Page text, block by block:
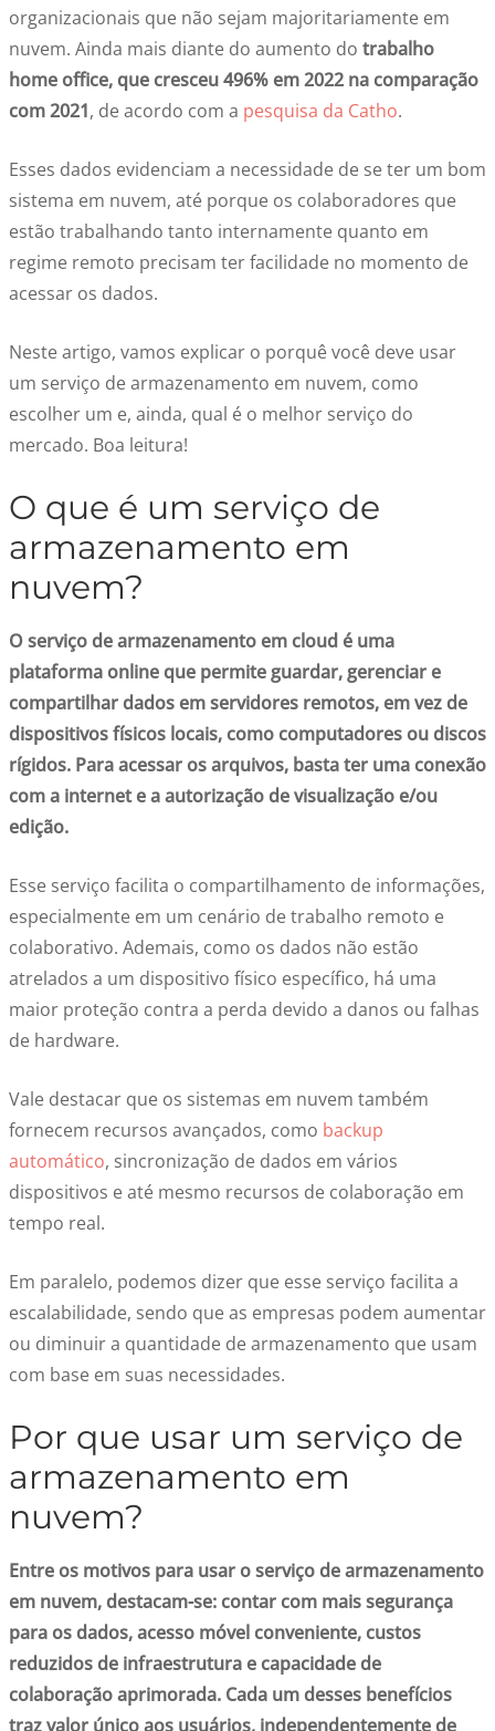
organizacionais que não sejam majoritariamente em
nuvem. Ainda mais diante do aumento do trabalho
home office, que cresceu 496% em 2022 na comparação
com 2021, de acordo com a pesquisa da Catho.
Esses dados evidenciam a necessidade de se ter um bom
sistema em nuvem, até porque os colaboradores que
estão trabalhando tanto internamente quanto em
regime remoto precisam ter facilidade no momento de
acessar os dados.
Neste artigo, vamos explicar o porquê você deve usar
um serviço de armazenamento em nuvem, como
escolher um e, ainda, qual é o melhor serviço do
mercado. Boa leitura!
O que é um serviço de
armazenamento em
nuvem?
O serviço de armazenamento em cloud é uma
plataforma online que permite guardar, gerenciar e
compartilhar dados em servidores remotos, em vez de
dispositivos físicos locais, como computadores ou discos
rígidos. Para acessar os arquivos, basta ter uma conexão
com a internet e a autorização de visualização e/ou
edição.
Esse serviço facilita o compartilhamento de informações,
especialmente em um cenário de trabalho remoto e
colaborativo. Ademais, como os dados não estão
atrelados a um dispositivo físico específico, há uma
maior proteção contra a perda devido a danos ou falhas
de hardware.
Vale destacar que os sistemas em nuvem também
fornecem recursos avançados, como backup
automático, sincronização de dados em vários
dispositivos e até mesmo recursos de colaboração em
tempo real.
Em paralelo, podemos dizer que esse serviço facilita a
escalabilidade, sendo que as empresas podem aumentar
ou diminuir a quantidade de armazenamento que usam
com base em suas necessidades.
Por que usar um serviço de
armazenamento em
nuvem?
Entre os motivos para usar o serviço de armazenamento
em nuvem, destacam-se: contar com mais segurança
para os dados, acesso móvel conveniente, custos
reduzidos de infraestrutura e capacidade de
colaboração aprimorada. Cada um desses benefícios
traz valor único aos usuários, independentemente de